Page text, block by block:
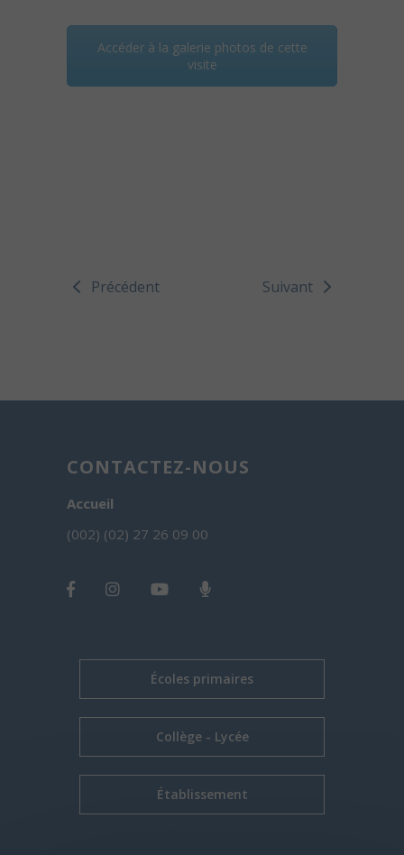
Accéder à la galerie photos de cette
visite
Précédent Suivant
CONTACTEZ-NOUS
Accueil
(002) (02) 27 26 09 00
Écoles primaires
Collège - Lycée
Établissement